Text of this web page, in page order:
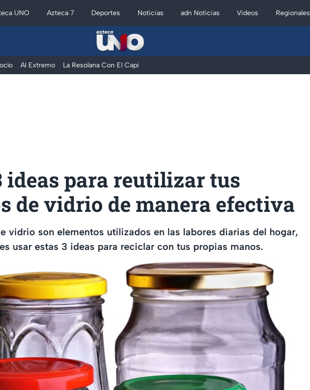
UNO Azteca 7 Deportes Noticias adn Noticias Videos Regionales
Al Extremo La Resolana Con El Capi
ideas para reutilizar tus
de vidrio de manera efectiva
vidrio son elementos utilizados en las labores diarias del hogar,
usar estas 3 ideas para reciclar con tus propias manos.